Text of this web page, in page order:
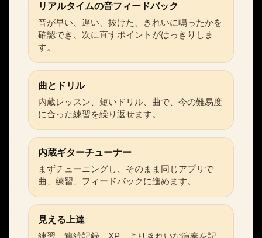
リアルタイムの音フィードバック
音が早い、遅い、抜けた、きれいに鳴ったかを
確認でき、次に直すポイントがはっきりしま
す。
曲とドリル
内蔵レッスン、短いドリル、曲で、今の難易度
に合った練習を繰り返せます。
内蔵ギターチューナー
まずチューニングし、そのまま同じアプリで
曲、練習、フィードバックに進めます。
見える上達
練習、連続記録、XP、よりきれいな演奏を記